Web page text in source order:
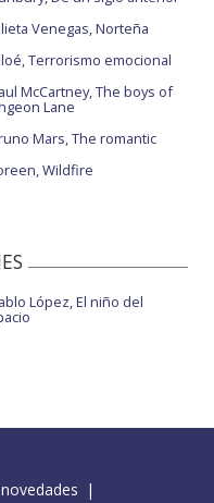
Venegas, Norteña
Terrorismo emocional
McCartney, The boys of
Lane
Mars, The romantic
Wildfire
López, El niño del